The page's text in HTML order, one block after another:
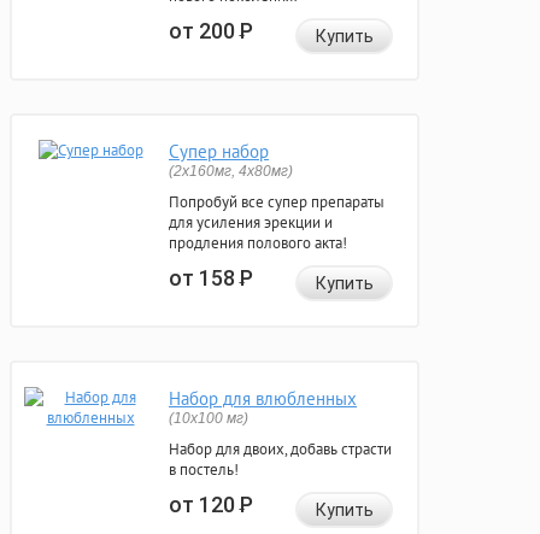
от 200Р Купить
Супер набор
(2х160мг, 4х80мг)
Попробуй все супер препараты
для усиления эрекции и
продления полового акта!
от 158Р Купить
Набор для влюбленных
(10х100 мг)
Набор для двоих, добавь страсти
в постель!
от 120Р Купить